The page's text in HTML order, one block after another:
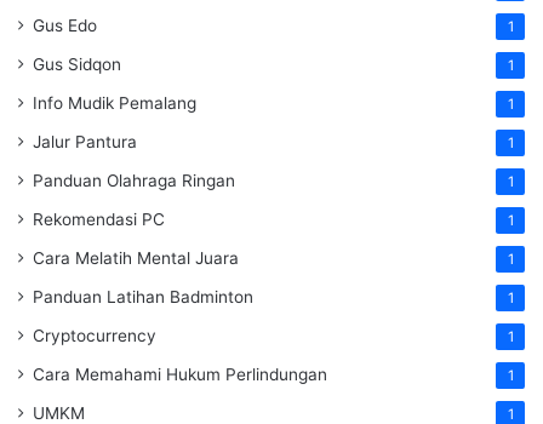
Gus Edo 1
Gus Sidqon 1
Info Mudik Pemalang 1
Jalur Pantura 1
Panduan Olahraga Ringan 1
Rekomendasi PC 1
Cara Melatih Mental Juara 1
Panduan Latihan Badminton 1
Cryptocurrency 1
Cara Memahami Hukum Perlindungan 1
UMKM 1